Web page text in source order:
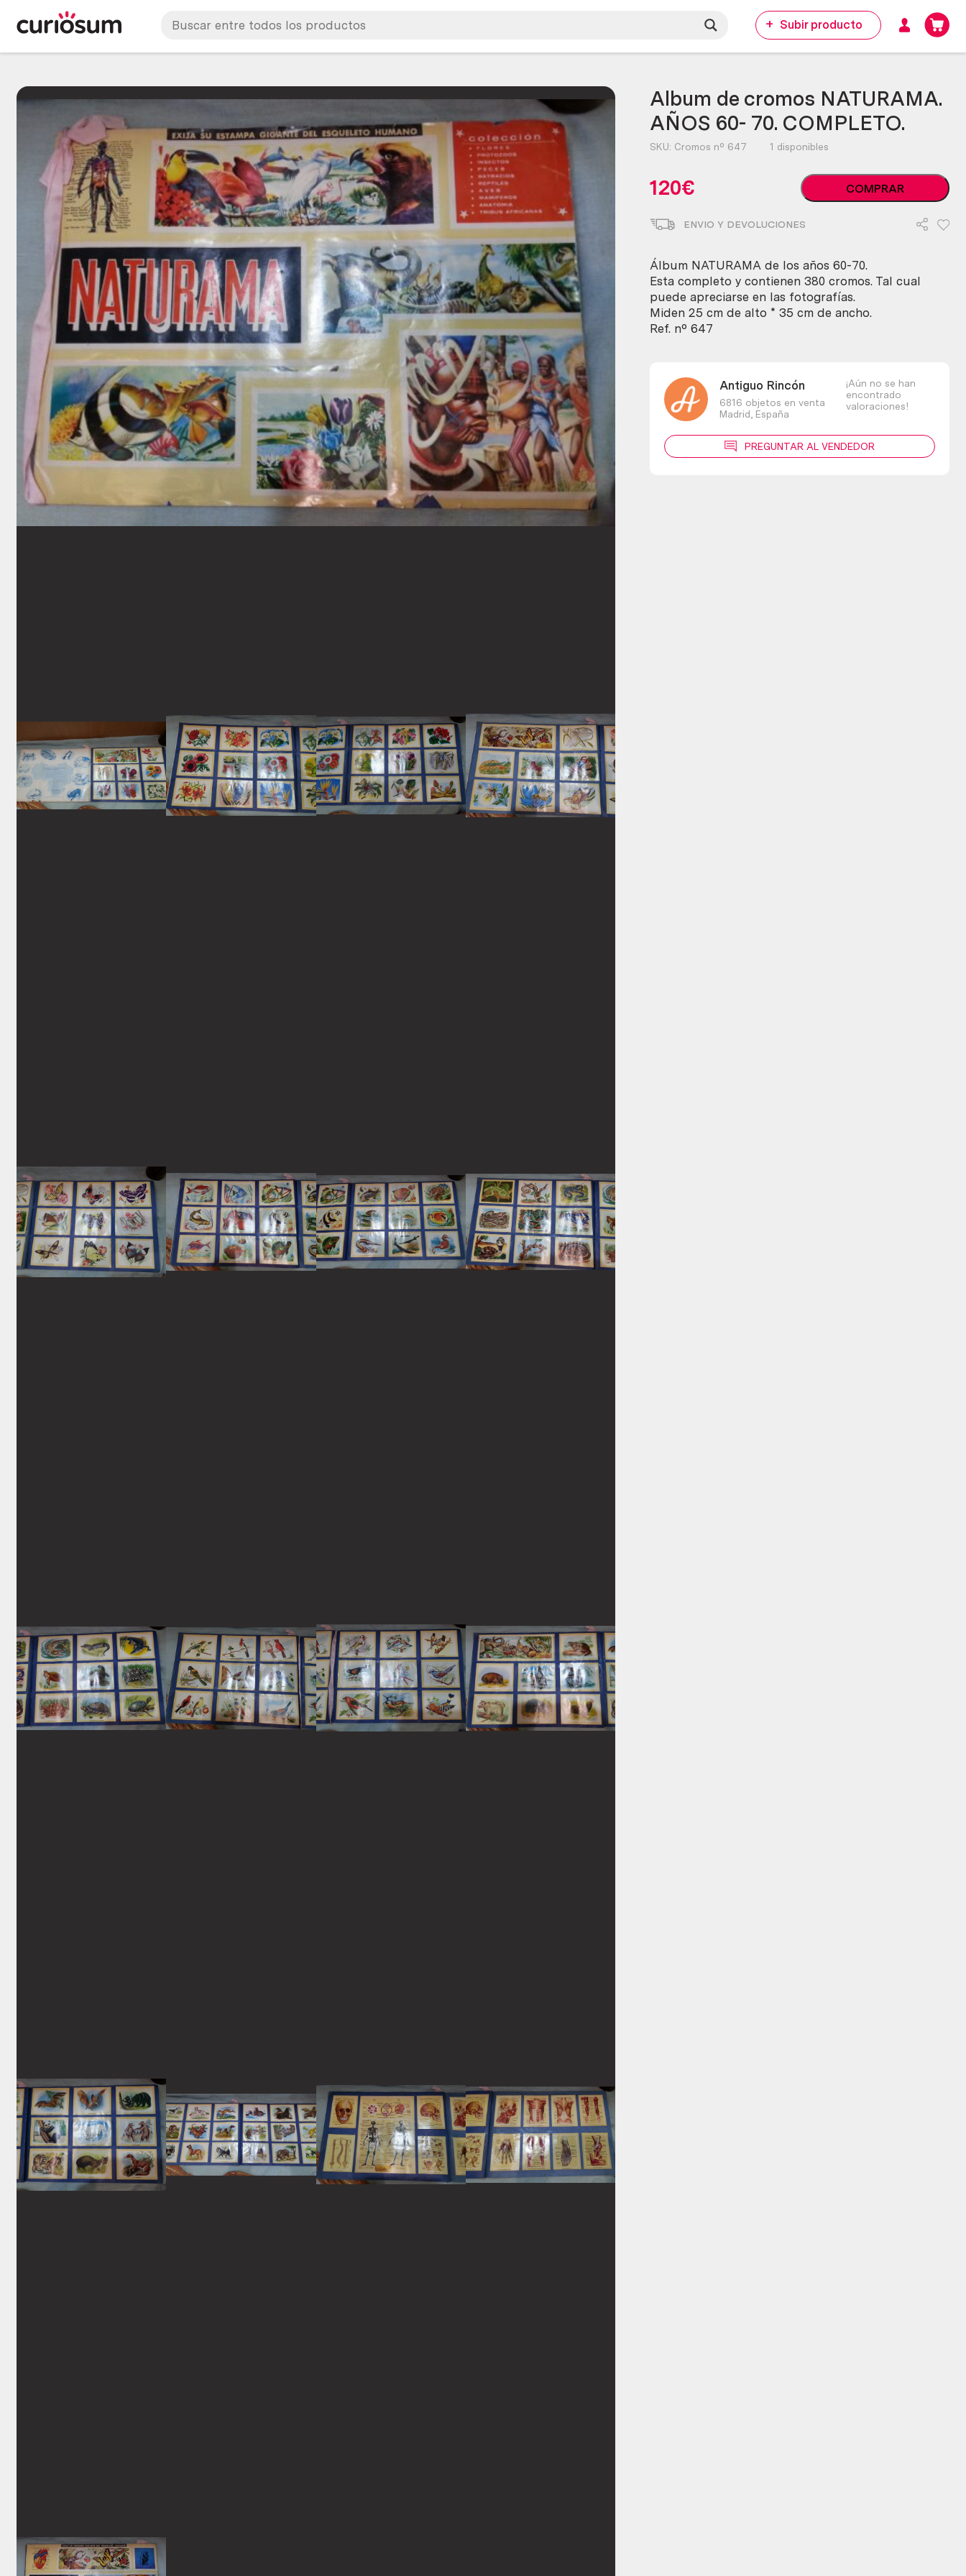
Subir producto
Album de cromos NATURAMA.
AÑOS 60- 70. COMPLETO.
SKU: Cromos nº 647 1 disponibles
120€
Album
de
NATURAMA.
60-
70.
COMPLETO.
cantidad
COMPRAR
ENVIO Y DEVOLUCIONES
Álbum NATURAMA de los años 60-70.
Esta completo y contienen 380 cromos. Tal cual
puede apreciarse en las fotografías.
Miden 25 cm de alto * 35 cm de ancho.
Ref. nº 647
Antiguo Rincón
6816 objetos en venta
Madrid, España
¡Aún no se han
encontrado
valoraciones!
PREGUNTAR AL VENDEDOR